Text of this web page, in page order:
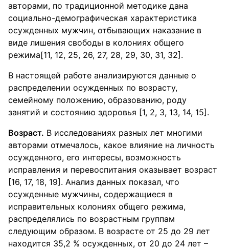
авторами, по традиционной методике дана
социально-демографическая характеристика
осужденных мужчин, отбывающих наказание в
виде лишения свободы в колониях общего
режима[11, 12, 25, 26, 27, 28, 29, 30, 31, 32].
В настоящей работе анализируются данные о
распределении осужденных по возрасту,
семейному положению, образованию, роду
занятий и состоянию здоровья [1, 2, 3, 13, 14, 15].
Возраст. В исследованиях разных лет многими
авторами отмечалось, какое влияние на личность
осужденного, его интересы, возможность
исправления и перевоспитания оказывает возраст
[16, 17, 18, 19]. Анализ данных показал, что
осужденные мужчины, содержащиеся в
исправительных колониях общего режима,
распределялись по возрастным группам
следующим образом. В возрасте от 25 до 29 лет
находится 35,2 % осужденных, от 20 до 24 лет –